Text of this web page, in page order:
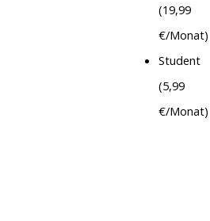
(19,99
€/Monat)
Student
(5,99
€/Monat)